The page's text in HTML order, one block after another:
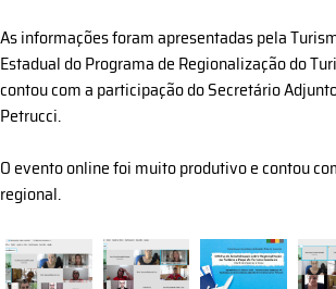
As informações foram apresentadas pela
Estadual do Programa de Regionalização do
contou com a participação do Secretário
Petrucci.
O evento online foi muito produtivo e contou
regional.